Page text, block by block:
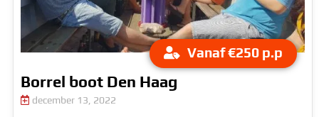
Vanaf €250 p.p
Borrel boot Den Haag
december 13, 2022